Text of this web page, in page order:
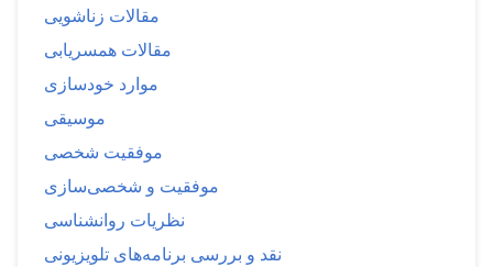
مقالات زناشویی
مقالات همسریابی
موارد خودسازی
موسیقی
موفقیت شخصی
موفقیت و شخصی‌سازی
نظریات روانشناسی
نقد و بررسی برنامه‌های تلویزیونی